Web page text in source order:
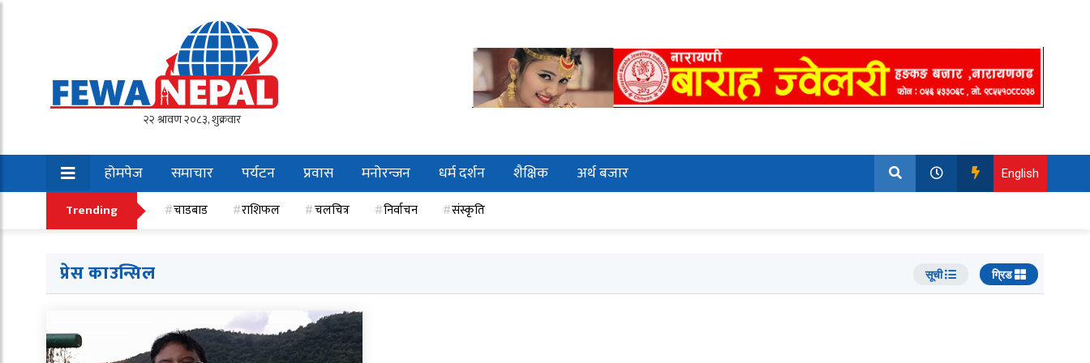
होमपेज समाचार पर्यटन प्रवास मनोरन्जन धर्म दर्शन शैक्षिक
अर्थ बजार
खेलकुद
English
Trending चाडबाड राशिफल चलचित्र निर्वाचन संस्कृति
प्रेस काउन्सिल सूची ग्रिड